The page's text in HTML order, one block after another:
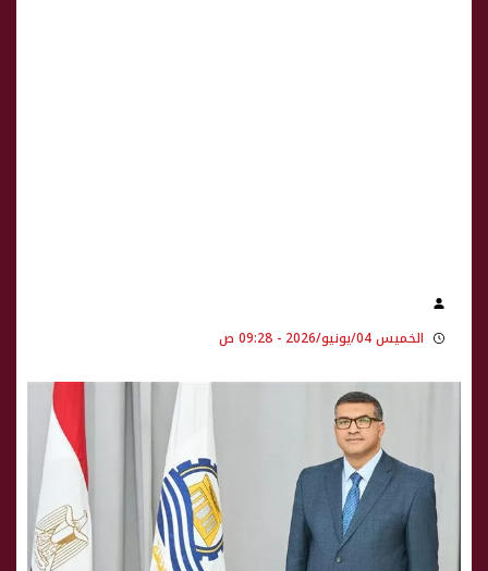
الخميس 04/يونيو/2026 - 09:28 ص